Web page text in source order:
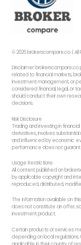
© 2026 brokerscompare.co | All
Disclaimer:
related to financial markets,
investment management, or
considered financial, legal, or
should conduct their own
decisions.
Risk Disclosure
Trading and investing in
derivatives, involves
and influenced by economic
performance does not
Usage Restrictions
All content published on
by applicable copyright and
reproduced, distributed,
The information available on
does not constitute an offer,
investment product.
Certain products or services
depending on local